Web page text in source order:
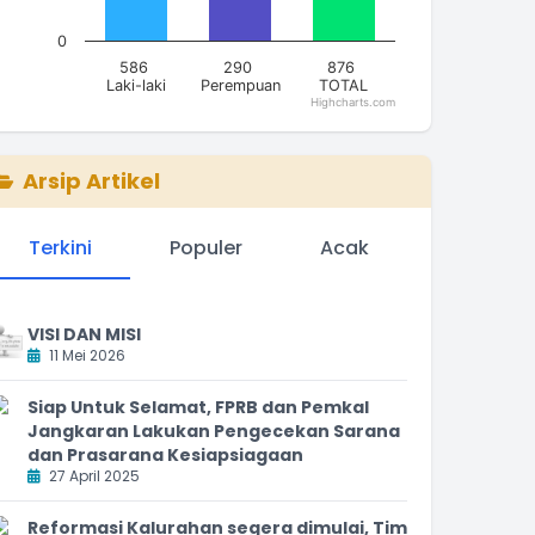
586
Laki-laki
290
Perempuan
876
TOTAL
0
Highcharts.com
Arsip Artikel
Terkini Populer Acak
VISI DAN MISI
11 Mei 2026
Siap Untuk Selamat, FPRB dan Pemkal
Jangkaran Lakukan Pengecekan Sarana
dan Prasarana Kesiapsiagaan
27 April 2025
Reformasi Kalurahan segera dimulai, Tim